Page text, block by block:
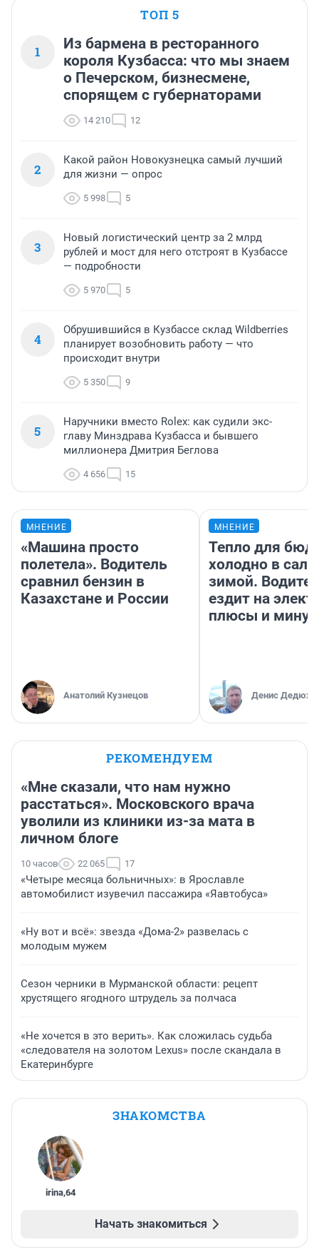
ТОП 5
1
Из бармена в ресторанного
короля Кузбасса: что мы знаем
о Печерском, бизнесмене,
спорящем с губернаторами
14 210 12
2
Какой район Новокузнецка самый лучший
для жизни — опрос
5 998 5
3
Новый логистический центр за 2 млрд
рублей и мост для него отстроят в Кузбассе
— подробности
5 970 5
4
Обрушившийся в Кузбассе склад Wildberries
планирует возобновить работу — что
происходит внутри
5 350 9
5
Наручники вместо Rolex: как судили экс-
главу Минздрава Кузбасса и бывшего
миллионера Дмитрия Беглова
4 656 15
МНЕНИЕ
«Машина просто
полетела». Водитель
сравнил бензин в
Казахстане и России
Анатолий Кузнецов
МНЕНИЕ
Тепло для
холодно в
зимой.
ездит на
плюсы и
Денис
РЕКОМЕНДУЕМ
«Мне сказали, что нам нужно
расстаться». Московского врача
уволили из клиники из-за мата в
личном блоге
10 часов 22 065 17
«Четыре месяца больничных»: в Ярославле
автомобилист изувечил пассажира «Яавтобуса»
«Ну вот и всё»: звезда «Дома-2» развелась с
молодым мужем
Сезон черники в Мурманской области: рецепт
хрустящего ягодного штрудель за полчаса
«Не хочется в это верить». Как сложилась судьба
«следователя на золотом Lexus» после скандала в
Екатеринбурге
ЗНАКОМСТВА
irina,64
Начать знакомиться